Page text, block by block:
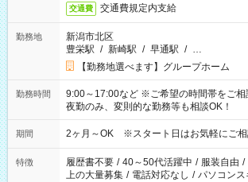
交通費 交通費規定内支給
勤務地
新潟市北区
豊栄駅 / 新崎駅 / 早通駅 / …
【勤務地選べます】グループホーム
勤務時間
9:00～17:00など ※ご希望の時間帯をご相談ください。 ※日勤、
夜勤のみ、変則的な勤務等も相談OK！
期間 2ヶ月～OK ※スタート日はお気軽にご相
特徴 履歴書不要 / 40～50代活躍中 / 服装自由 /
上の大量募集 / 電話対応なし / パソコンス